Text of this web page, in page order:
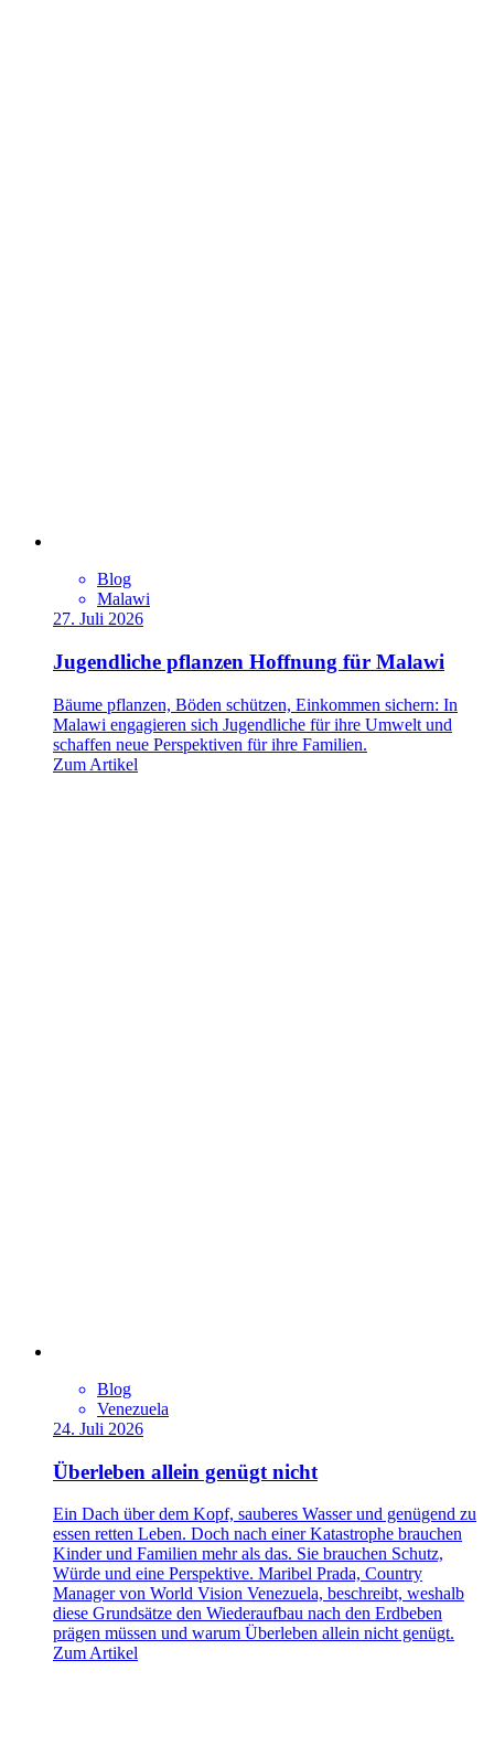
Blog
Malawi
27. Juli 2026
Jugendliche pflanzen Hoffnung für Malawi
Bäume pflanzen, Böden schützen, Einkommen sichern: In
Malawi engagieren sich Jugendliche für ihre Umwelt und
schaffen neue Perspektiven für ihre Familien.
Zum Artikel
Blog
Venezuela
24. Juli 2026
Überleben allein genügt nicht
Ein Dach über dem Kopf, sauberes Wasser und genügend zu
essen retten Leben. Doch nach einer Katastrophe brauchen
Kinder und Familien mehr als das. Sie brauchen Schutz,
Würde und eine Perspektive. Maribel Prada, Country
Manager von World Vision Venezuela, beschreibt, weshalb
diese Grundsätze den Wiederaufbau nach den Erdbeben
prägen müssen und warum Überleben allein nicht genügt.
Zum Artikel